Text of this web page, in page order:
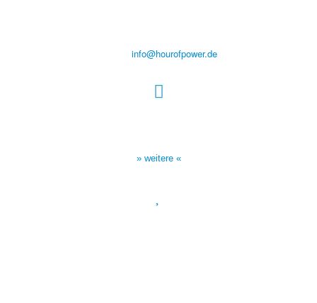
info@hourofpower.de
» weitere «